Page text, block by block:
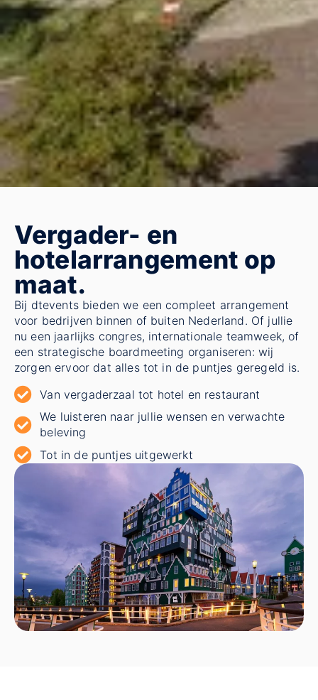
Vergader- en
hotelarrangement op
maat.
Bij dtevents bieden we een compleet arrangement
voor bedrijven binnen of buiten Nederland. Of jullie
nu een jaarlijks congres, internationale teamweek, of
een strategische boardmeeting organiseren: wij
zorgen ervoor dat alles tot in de puntjes geregeld is.
Van vergaderzaal tot hotel en restaurant
We luisteren naar jullie wensen en verwachte
beleving
Tot in de puntjes uitgewerkt